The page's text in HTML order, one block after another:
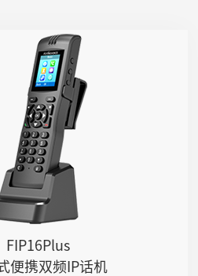
FIP16Plus
便携双频IP话机
FIP16Plus
● 2个SIP账号
● 2.4GHz/5GHz Wi-Fi接入
r，实现跨AP快速...
容量电池，支持120小时待...